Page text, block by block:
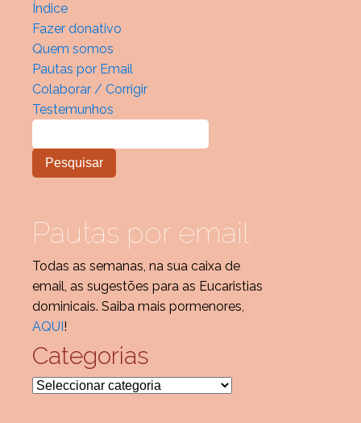
Índice
Fazer donativo
Quem somos
Pautas por Email
Colaborar / Corrigir
Testemunhos
Pautas por email
Todas as semanas, na sua caixa de
email, as sugestões para as Eucaristias
dominicais. Saiba mais pormenores,
AQUI !
Categorias
Categorias